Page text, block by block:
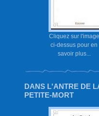
Cliquez sur l'image
ci-dessus pour en
savoir plus...
DANS L'ANTRE DE
PETITE-MORT